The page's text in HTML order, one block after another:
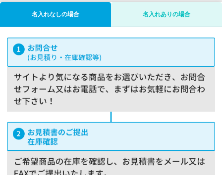
名入れなしの場合 名入れありの場合